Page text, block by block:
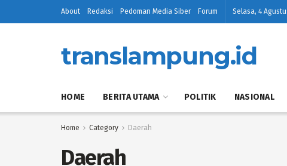
About Redaksi Pedoman Media Siber Forum Selasa, 4
translampung.id
HOME BERITA UTAMA POLITIK NASIONAL
Home Category Daerah
Daerah